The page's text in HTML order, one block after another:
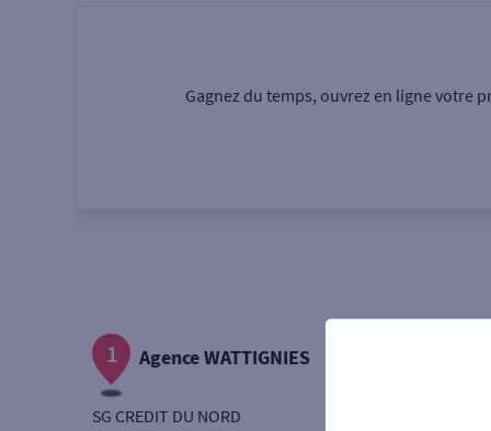
Autour de moi
Gagnez du temps, ouvrez en ligne votre
1 Agence WATTIGNIES
SG CREDIT DU NORD